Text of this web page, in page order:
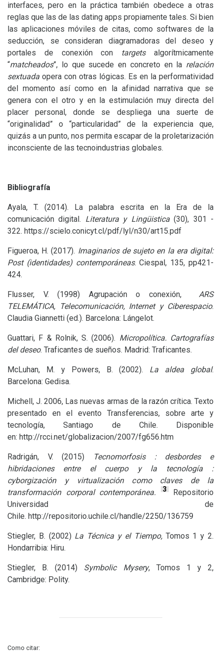
interfaces, pero en la práctica también obedece a otras
reglas que las de las dating apps propiamente tales. Si bien
las aplicaciones móviles de citas, como softwares de la
seducción, se consideran diagramadoras del deseo y
portales de conexión con targetsalgorítmicamente
“matcheados”, lo que sucede en concreto en la relación
sextuada opera con otras lógicas. Es en la performatividad
del momento así como en la afinidad narrativa que se
genera con el otro y en la estimulación muy directa del
placer personal, donde se despliega una suerte de
“originalidad” o “particularidad” de la experiencia que,
quizás a un punto, nos permita escapar de la proletarización
inconsciente de las tecnoindustrias globales.
Bibliografía
Ayala, T. (2014). La palabra escrita en la Era de la
comunicación digital. Literatura y Lingüistica(30), 301 -
322. https://scielo.conicyt.cl/pdf/lyl/n30/art15.pdf
Figueroa, H. (2017). Imaginarios de sujeto en la era digital:
Post (identidades) contemporáneas. Ciespal, 135, pp421-
424.
Flusser, V. (1998) Agrupación o conexión, ARS
TELEMÁTICA, Telecomunicación, Internet y Ciberespacio.
Claudia Giannetti (ed.). Barcelona: Lángelot.
Guattari, F &Rolnik, S. (2006). Micropolítica. Cartografías
del deseo. Traficantes de sueños. Madrid: Traficantes.
McLuhan, M. y Powers, B. (2002). La aldea global.
Barcelona: Gedisa.
Michell, J. 2006, Las nuevas armas de la razón crítica. Texto
presentado en el evento Transferencias, sobre arte y
tecnología, Santiago de Chile. Disponible
en: http://rcci.net/globalizacion/2007/fg656.htm
Radrigán, V. (2015) Tecnomorfosis : desbordes e
hibridaciones entre el cuerpo y la tecnología :
cyborgización y virtualización como claves de la
transformación corporal contemporánea.
3 Repositorio
Universidad de
Chile. http://repositorio.uchile.cl/handle/2250/136759
Stiegler, B. (2002) La Técnica y el Tiempo, Tomos 1 y 2.
Hondarribia: Hiru.
Stiegler, B. (2014) Symbolic Mysery, Tomos 1 y 2,
Cambridge: Polity.
Como citar: